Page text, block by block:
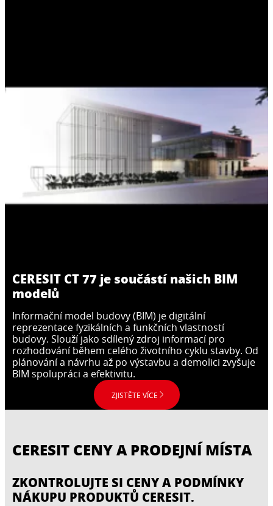
CERESIT ZU
Lepicí a stěrková malta pro lepení EPS a
následné zhotovení armovací vrstvy
vyztužené síťovinou se skleněným vláknem v
kontaktních systémech zateplení budov
...
CERESIT CT 85
Lepicí a stěrková malta pro lepení a
zhotovení výztužné vrstvy z EPS, XPS v
kontaktních systémech zateplení budov
Ceresit Ceretherm (ETICS).
...
CERESIT CT 80
Lepicí a stěrková malta pro lepení a
zhotovení výztužné vrstvy z EPS, XPS a MV v
kontaktních systémech zateplení budov
...
CERESIT CT 190
Lepicí a stěrková malta pro lepení desek z
minerální vlny a následné zhotovení vrstev
CERESIT CT 77 je součástí našich BIM
modelů
Informační model budovy (BIM) je digitální
reprezentace fyzikálních a funkčních vlastností
budovy. Slouží jako sdílený zdroj informací pro
rozhodování během celého životního cyklu stavby. Od
plánování a návrhu až po výstavbu a demolici zvyšuje
BIM spolupráci a efektivitu.
ZJISTĚTE VÍCE
CERESIT CENY A PRODEJNÍ MÍSTA
ZKONTROLUJTE SI CENY A PODMÍNKY
NÁKUPU PRODUKTŮ CERESIT.